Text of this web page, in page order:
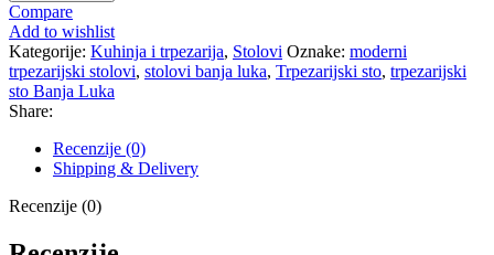
Compare
Add to wishlist
Kategorije: Kuhinja i trpezarija, Stolovi Oznake: moderni
trpezarijski stolovi, stolovi banja luka, Trpezarijski sto, trpezarijski
sto Banja Luka
Share:
Recenzije (0)
Shipping & Delivery
Recenzije (0)